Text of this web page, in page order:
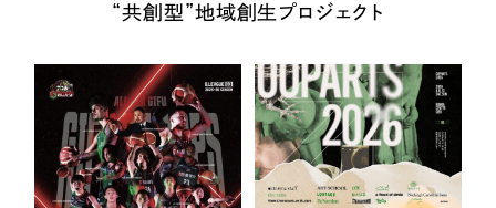
“共創型”地域創生プロジェクト